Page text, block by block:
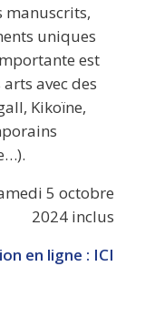
manuscrits,
uniques
est
avec des
Kikoïne,
5 octobre
2024 inclus
en ligne : ICI